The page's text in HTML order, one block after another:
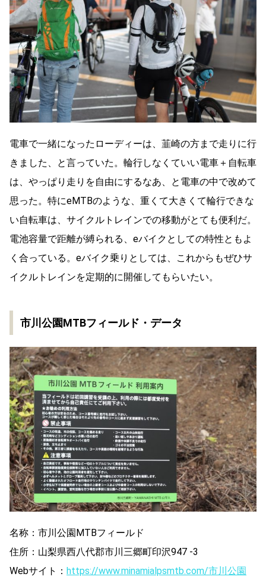
電車で一緒になったローディーは、韮崎の方まで走りに行
きました、と言っていた。輪行しなくていい電車＋自転車
は、やっぱり走りを自由にするなあ、と電車の中で改めて
思った。特にeMTBのような、重くて大きくて輪行できな
い自転車は、サイクルトレインでの移動がとても便利だ。
電池容量で距離が縛られる、eバイクとしての特性ともよ
く合っている。eバイク乗りとしては、これからもぜひサ
イクルトレインを定期的に開催してもらいたい。
市川公園MTBフィールド・データ
名称：市川公園MTBフィールド
住所：山梨県西八代郡市川三郷町印沢947 -3
Webサイト： https://www.minamialpsmtb.com/市川公園